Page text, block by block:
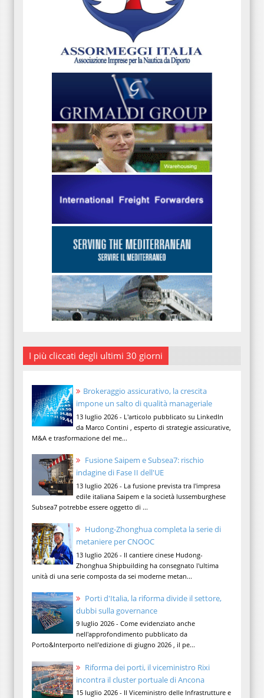
I più cliccati degli ultimi 30 giorni
Brokeraggio assicurativo, la crescita
impone un salto di qualità manageriale
13 luglio 2026 - L'articolo pubblicato su LinkedIn
da Marco Contini , esperto di strategie assicurative,
M&A e trasformazione del me...
Fusione Saipem e Subsea7: rischio
indagine di Fase II dell'UE
13 luglio 2026 - La fusione prevista tra l'impresa
edile italiana Saipem e la società lussemburghese
Subsea7 potrebbe essere oggetto di ...
Hudong-Zhonghua completa la serie di
metaniere per CNOOC
13 luglio 2026 - Il cantiere cinese Hudong-
Zhonghua Shipbuilding ha consegnato l'ultima
unità di una serie composta da sei moderne metan...
Porti d'Italia, la riforma divide il settore,
dubbi sulla governance
9 luglio 2026 - Come evidenziato anche
nell'approfondimento pubblicato da
Porto&Interporto nell'edizione di giugno 2026 , il pe...
Riforma dei porti, il viceministro Rixi
incontra il cluster portuale di Ancona
15 luglio 2026 - Il Viceministro delle Infrastrutture e